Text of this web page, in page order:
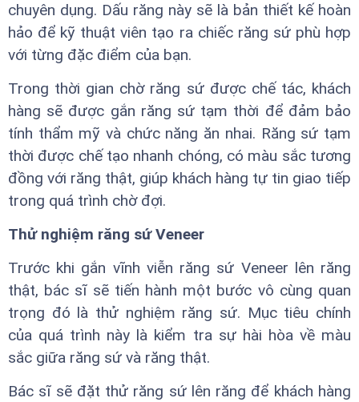
chuyên dụng. Dấu răng này sẽ là bản thiết kế hoàn
hảo để kỹ thuật viên tạo ra chiếc răng sứ phù hợp
với từng đặc điểm của bạn.
Trong thời gian chờ răng sứ được chế tác, khách
hàng sẽ được gắn răng sứ tạm thời để đảm bảo
tính thẩm mỹ và chức năng ăn nhai. Răng sứ tạm
thời được chế tạo nhanh chóng, có màu sắc tương
đồng với răng thật, giúp khách hàng tự tin giao tiếp
trong quá trình chờ đợi.
Thử nghiệm răng sứ Veneer
Trước khi gắn vĩnh viễn răng sứ Veneer lên răng
thật, bác sĩ sẽ tiến hành một bước vô cùng quan
trọng đó là thử nghiệm răng sứ. Mục tiêu chính
của quá trình này là kiểm tra sự hài hòa về màu
sắc giữa răng sứ và răng thật.
Bác sĩ sẽ đặt thử răng sứ lên răng để khách hàng